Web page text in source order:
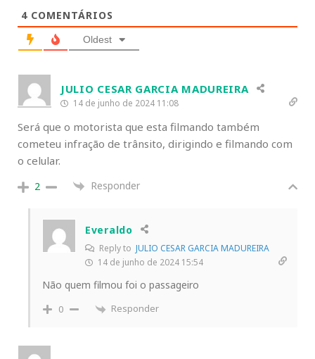
4 COMENTÁRIOS
Oldest
JULIO CESAR GARCIA MADUREIRA
14 de junho de 2024 11:08
Será que o motorista que esta filmando também
cometeu infração de trânsito, dirigindo e filmando com
o celular.
2 Responder
Everaldo
Reply to JULIO CESAR GARCIA MADUREIRA
14 de junho de 2024 15:54
Não quem filmou foi o passageiro
0 Responder